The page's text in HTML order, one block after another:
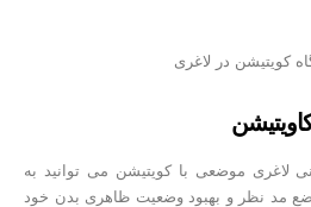
لاغری موضعی با کویتیشن می توانید به
مد نظر و بهبود وضعیت ظاهری بدن خود